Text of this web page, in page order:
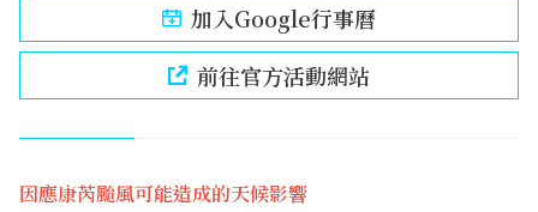
加入Google行事曆
前往官方活動網站
因應康芮颱風可能造成的天候影響